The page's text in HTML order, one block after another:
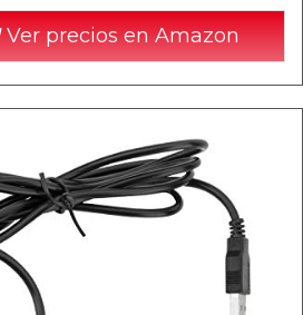
Ver precios en Amazon